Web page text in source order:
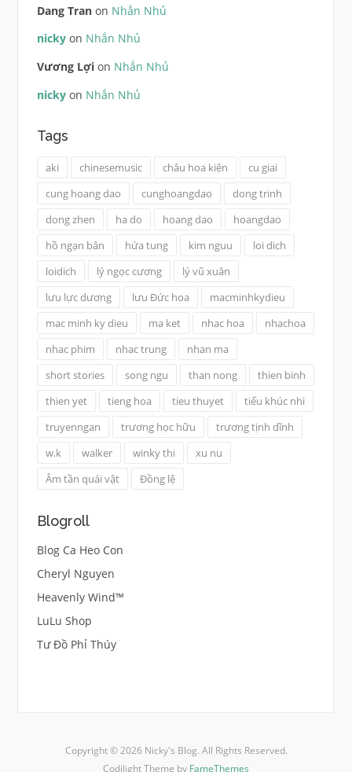
Dang Tranon Nhắn Nhủ
nickyon Nhắn Nhủ
Vương Lợion Nhắn Nhủ
nickyon Nhắn Nhủ
Tags
aki chinesemusic châu hoa kiện
cu giai
cung hoang dao
cunghoangdao
dong trinh
dong zhen
ha do hoang dao
hoangdao
hồ ngạn bân
hứa tung kim nguu
loi dich
loidich
lý ngọc cương
lý vũ xuân
lưu lực dương
lưu Đức hoa
macminhkydieu
mac minh ky dieu
ma ket nhac hoa
nhachoa
nhac phim
nhac trung
nhan ma
short stories
song ngu than nong
thien binh
thien yet
tieng hoa tieu thuyet
tiểu khúc nhi
truyenngan
trương học hữu
trương tịnh dĩnh
w.k
walker winky thi
xu nu
Âm tần quái vật
Đồng lệ
Blogroll
Blog Ca Heo Con
Cheryl Nguyen
Heavenly Wind™
LuLu Shop
Tư Đồ Phỉ Thúy
Copyright © 2026 Nicky's Blog. All Rights Reserved.
Codilight Theme by FameThemes